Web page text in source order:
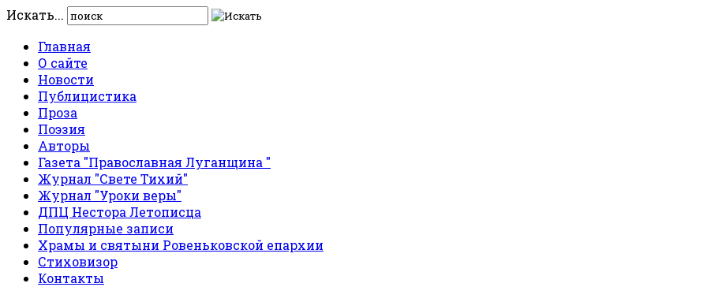
Искать...
Главная
О сайте
Новости
Публицистика
Проза
Поэзия
Авторы
Газета "Православная Луганщина "
Журнал "Свете Тихий"
Журнал "Уроки веры"
ДПЦ Нестора Летописца
Популярные записи
Храмы и святыни Ровеньковской епархии
Стиховизор
Контакты